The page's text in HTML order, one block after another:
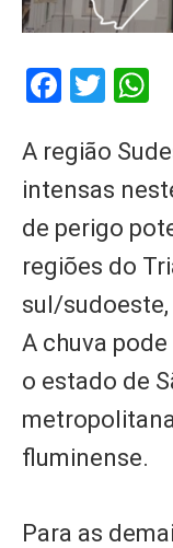
A região
intensas
de perigo
regiões do
sul/
A chuva
o estado de
fluminense.
Para as